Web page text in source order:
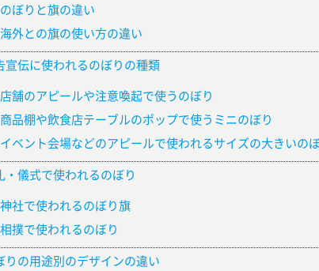
のぼりと旗の違い
海外との旗の使い方の違い
宣伝に使われるのぼりの種類
店舗のアピールや注意喚起で使うのぼり
商品棚や飲食店テーブルのポップで使うミニのぼり
イベント会場などのアピールで使われるサイズの大きいの
・儀式で使われるのぼり
神社で使われるのぼり旗
相撲で使われるのぼり
りの用途別のデザインの違い